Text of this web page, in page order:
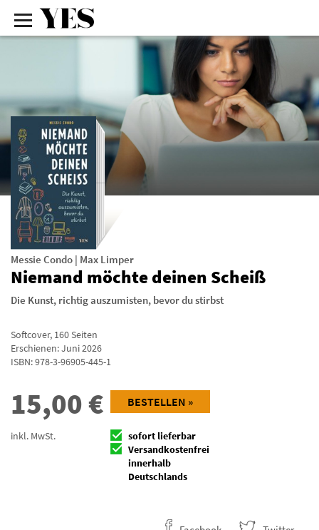
Messie Condo | Max Limper
Niemand möchte deinen Scheiß
Die Kunst, richtig auszumisten, bevor du stirbst
Softcover, 160Seiten
Erschienen: Juni 2026
ISBN:978-3-96905-445-1
15,00€
inkl. MwSt.
BESTELLEN »
sofort lieferbar
Versandkostenfrei
innerhalb
Deutschlands